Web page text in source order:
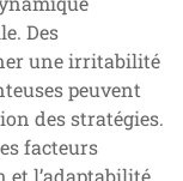
Des
une irritabilité
peuvent
des stratégies.
facteurs
l’adaptabilité